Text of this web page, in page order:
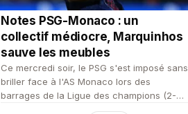
Notes PSG-Monaco : un
collectif médiocre, Marquinhos
sauve les meubles
Ce mercredi soir, le PSG s'est imposé sans
briller face à l'AS Monaco lors des
barrages de la Ligue des champions (2-2).